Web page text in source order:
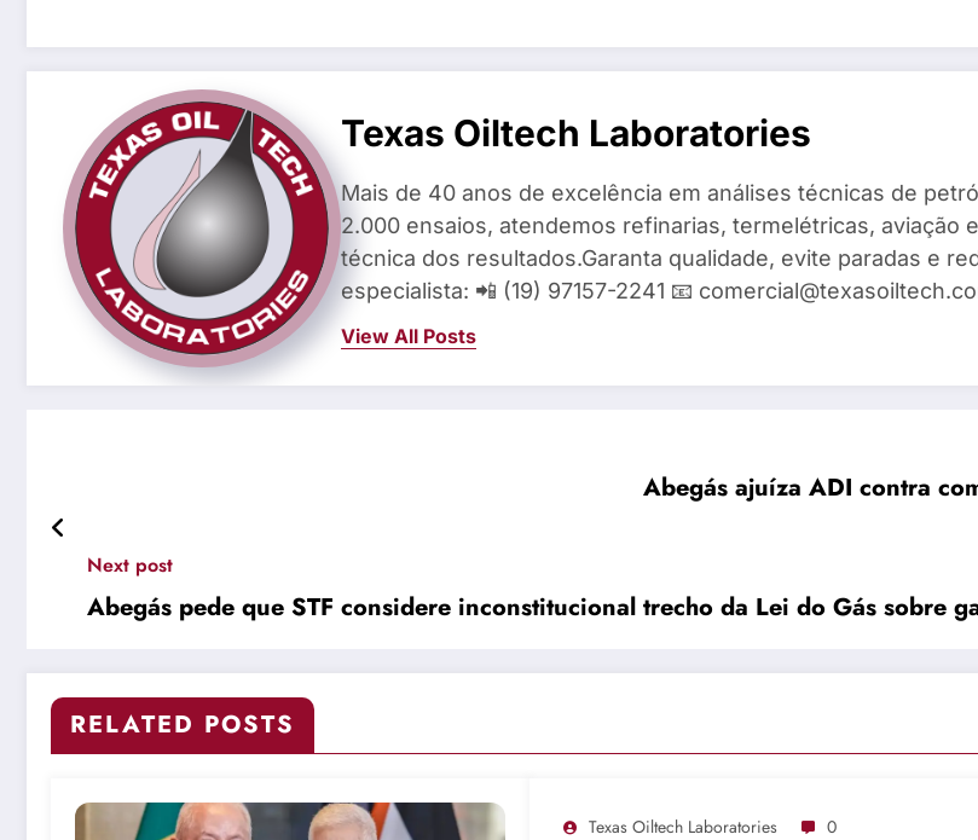
Texas Oiltech Laboratories
Mais de 40 anos de excelência em análises técnicas de
2.000 ensaios, atendemos refinarias, termelétricas,
técnica dos resultados.Garanta qualidade, evite paradas e
especialista: 📲 (19) 97157-2241 📧
View All Posts
Abegás ajuíza ADI contra
Next post
Abegás pede que STF considere inconstitucional trecho da Lei do Gás sobre
RELATED POSTS
Texas Oiltech Laboratories 0